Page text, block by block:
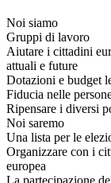
Noi siamo
Gruppi di lavoro
Aiutare i cittadini
attuali e future
Dotazioni e budget
Fiducia nelle
Ripensare i diversi
Noi saremo
Una lista per le
Organizzare con i
europea
La partecipazione